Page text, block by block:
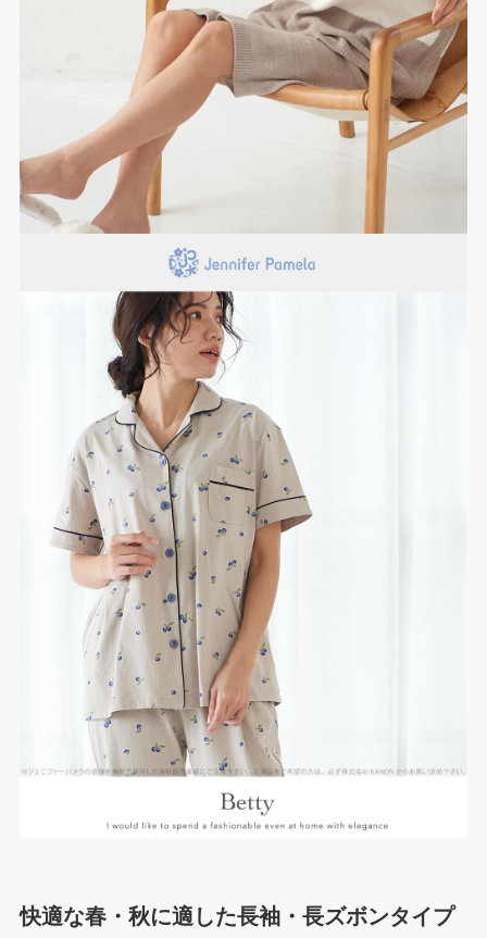
快適な春・秋に適した長袖・長ズボンタイプ